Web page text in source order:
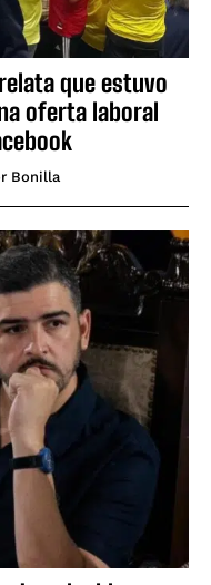
que estuvo
oferta laboral
Bonilla